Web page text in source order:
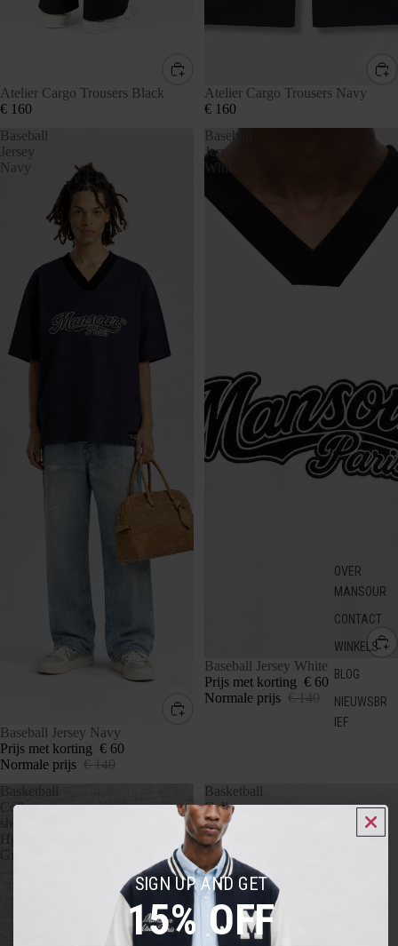
OVER
MANSOUR
CONTACT
WINKELS
BLOG
NIEUWSBR
IEF
Atelier Cargo Trousers Black
€ 160
Atelier Cargo Trousers Navy
€ 160
Baseball
Jersey
Navy
SALE
Baseball Jersey Navy
Prijs met korting € 60
Normale prijs € 140
Baseball
Jersey
White
SALE
Baseball Jersey White
Prijs met korting € 60
Normale prijs € 140
Basketball
College
Basketball
College
Zip
Hoodie
SIGN UP AND GET
15% OFF